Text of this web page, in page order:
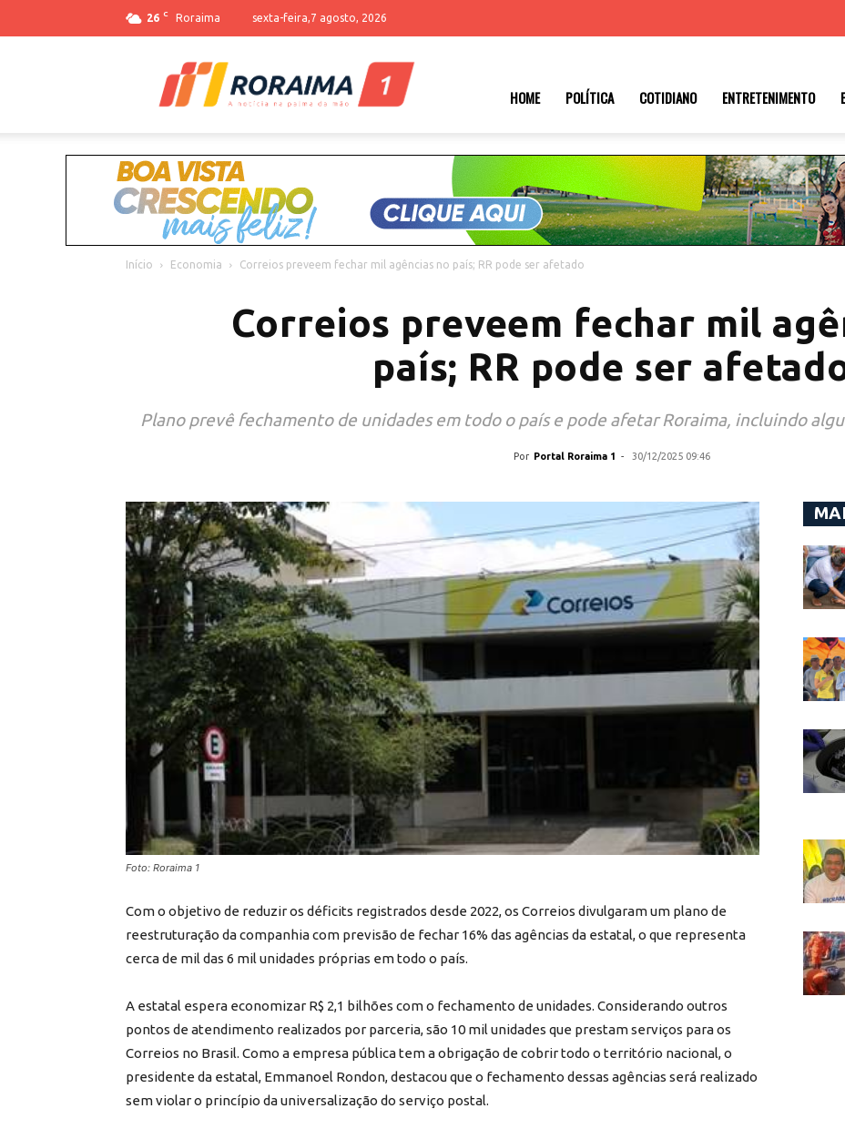
26 C Roraima sexta-feira,7 agosto, 2026
HOME POLÍTICA COTIDIANO ENTRETENIMENTO
Início Economia Correios preveem fechar mil agências no país; RR pode ser afetado
Correios preveem fechar mil
país; RR pode ser
Plano prevê fechamento de unidades em todo o país e pode afetar Roraima, incluindo
Por Portal Roraima 1 - 30/12/2025 09:46
Foto: Roraima 1
Com o objetivo de reduzir os déficits registrados desde 2022, os Correios divulgaram um plano de
reestruturação da companhia com previsão de fechar 16% das agências da estatal, o que representa
cerca de mil das 6 mil unidades próprias em todo o país.
A estatal espera economizar R$ 2,1 bilhões com o fechamento de unidades. Considerando outros
pontos de atendimento realizados por parceria, são 10 mil unidades que prestam serviços para os
Correios no Brasil. Como a empresa pública tem a obrigação de cobrir todo o território nacional, o
presidente da estatal, Emmanoel Rondon, destacou que o fechamento dessas agências será realizado
sem violar o princípio da universalização do serviço postal.